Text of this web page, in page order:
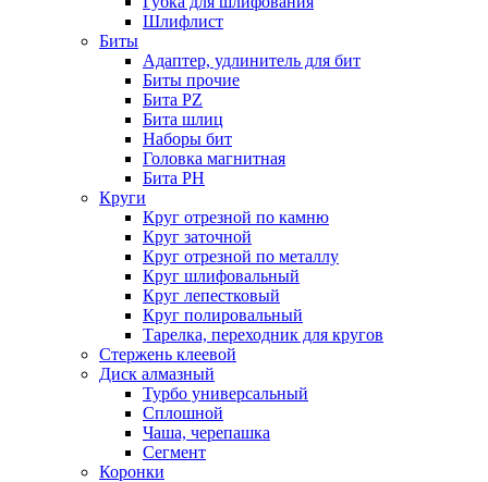
Шлифлист
Биты
Адаптер, удлинитель для бит
Биты прочие
Бита PZ
Бита шлиц
Наборы бит
Головка магнитная
Бита PH
Круги
Круг отрезной по камню
Круг заточной
Круг отрезной по металлу
Круг шлифовальный
Круг лепестковый
Круг полировальный
Тарелка, переходник для кругов
Стержень клеевой
Диск алмазный
Турбо универсальный
Сплошной
Чаша, черепашка
Сегмент
Коронки